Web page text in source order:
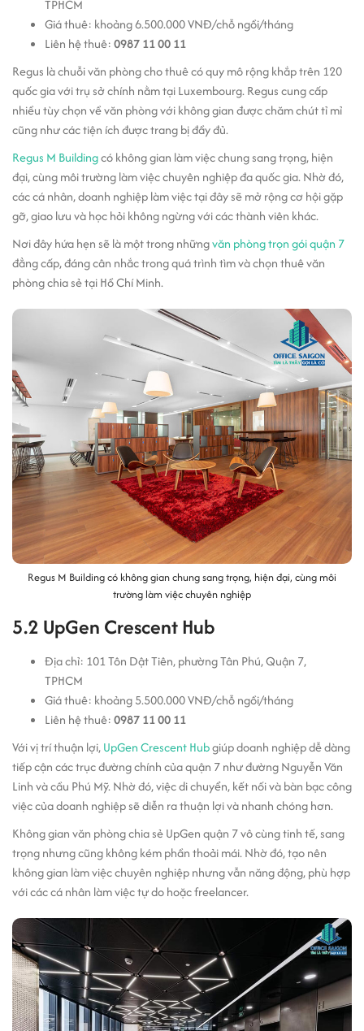
TPHCM
Giá thuê: khoảng 6.500.000 VNĐ/chỗ ngồi/tháng
Liên hệ thuê:0987 11 00 11
Regus là chuỗi văn phòng cho thuê có quy mô rộng khắp trên 120
quốc gia với trụ sở chính nằm tại Luxembourg. Regus cung cấp
nhiều tùy chọn về văn phòng với không gian được chăm chút tỉ mỉ
cũng như các tiện ích được trang bị đầy đủ.
Regus M Buildingcó không gian làm việc chung sang trọng, hiện
đại, cùng môi trường làm việc chuyên nghiệp đa quốc gia. Nhờ đó,
các cá nhân, doanh nghiệp làm việc tại đây sẽ mở rộng cơ hội gặp
gỡ, giao lưu và học hỏi không ngừng với các thành viên khác.
Nơi đây hứa hẹn sẽ là một trong nhữngvăn phòng trọn gói quận 7
đẳng cấp, đáng cân nhắc trong quá trình tìm và chọn thuê văn
phòng chia sẻ tại Hồ Chí Minh.
Regus M Building có không gian chung sang trọng, hiện đại, cùng môi
trường làm việc chuyên nghiệp
5.2 UpGen Crescent Hub
Địa chỉ: 101 Tôn Dật Tiên, phường Tân Phú, Quận 7,
TPHCM
Giá thuê: khoảng 5.500.000 VNĐ/chỗ ngồi/tháng
Liên hệ thuê:0987 11 00 11
Với vị trí thuận lợi,UpGen Crescent Hubgiúp doanh nghiệp dễ dàng
tiếp cận các trục đường chính của quận 7 như đường Nguyễn Văn
Linh và cầu Phú Mỹ. Nhờ đó, việc di chuyển, kết nối và bàn bạc công
việc của doanh nghiệp sẽ diễn ra thuận lợi và nhanh chóng hơn.
Không gian văn phòng chia sẻ UpGen quận 7 vô cùng tinh tế, sang
trọng nhưng cũng không kém phần thoải mái. Nhờ đó, tạo nên
không gian làm việc chuyên nghiệp nhưng vẫn năng động, phù hợp
với các cá nhân làm việc tự do hoặc freelancer.